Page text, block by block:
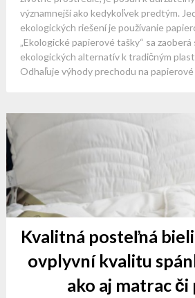
významnejší ako kedykoľvek predtým.
ekologických riešení je používanie
„Ekologické papierové tašky“ sa
ekologických alternatív k tradičným
Odhaľuje výhody prechodu na papierové
Kvalitná posteľná
ovplyvní kvalitu
ako aj matrac